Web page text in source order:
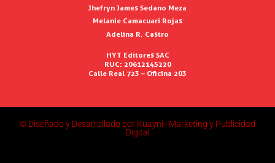
Jhefryn James Sedano Meza
Melanie Camacuari Rojas
Adelina R. Castro
HYT Editores SAC
RUC: 20612145220
Calle Real 723 – Oficina 203
© Diseñado y Desarrollado por Kuayni | Marketing y Publicidad
Digital